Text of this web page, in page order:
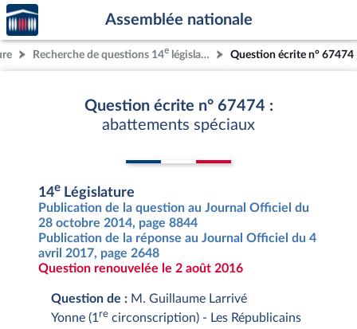
Aller au contenu
Aller en bas de la page
Accèder
à la
page
d'accueil
Assemblée nationale
Recherche de questions 14e législature Question écrite n° 67474
Question écrite n° 67474 :
abattements spéciaux
14e Législature
Publication de la question au Journal Officiel du
28 octobre 2014, page 8844
Publication de la réponse au Journal Officiel du 4
avril 2017, page 2648
Question renouvelée le 2 août 2016
Question de : M. Guillaume Larrivé
Yonne (1 re circonscription) - Les Républicains